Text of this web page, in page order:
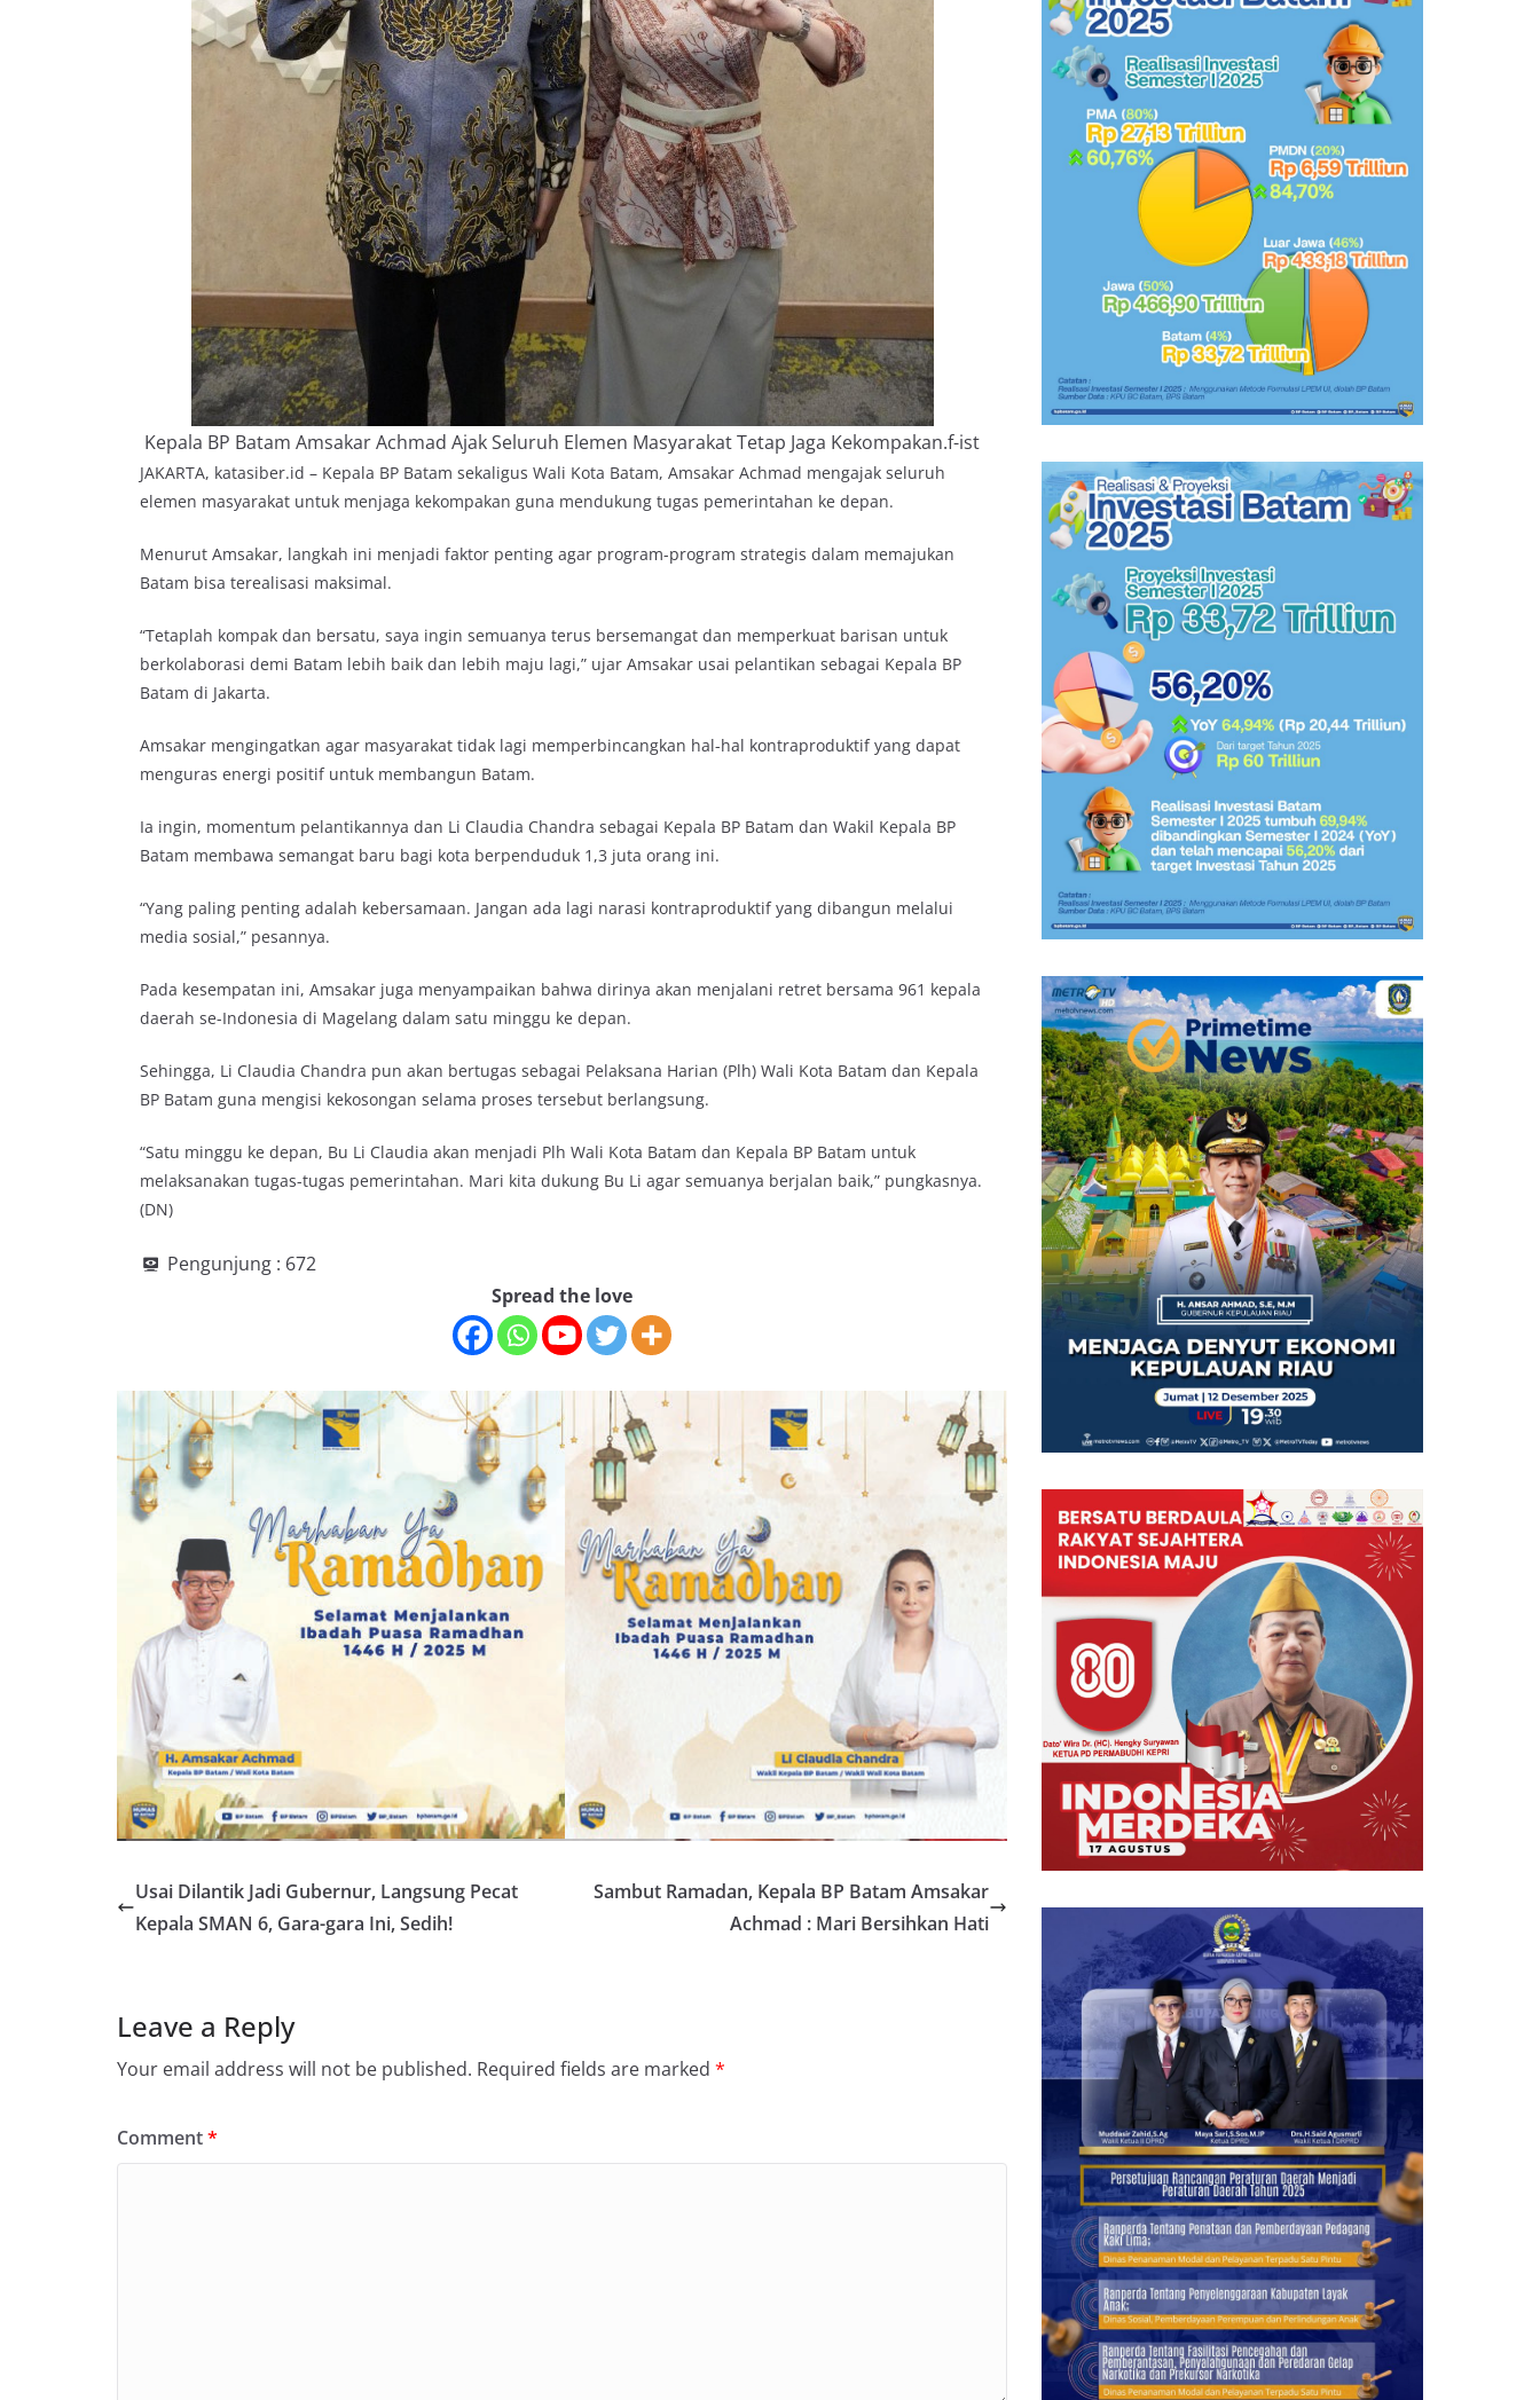
Kepala BP Batam Amsakar Achmad Ajak Seluruh Elemen Masyarakat Tetap Jaga Kekompakan.f-ist
JAKARTA, katasiber.id – Kepala BP Batam sekaligus Wali Kota Batam, Amsakar Achmad mengajak seluruh
elemen masyarakat untuk menjaga kekompakan guna mendukung tugas pemerintahan ke depan.
Menurut Amsakar, langkah ini menjadi faktor penting agar program-program strategis dalam memajukan
Batam bisa terealisasi maksimal.
“Tetaplah kompak dan bersatu, saya ingin semuanya terus bersemangat dan memperkuat barisan untuk
berkolaborasi demi Batam lebih baik dan lebih maju lagi,” ujar Amsakar usai pelantikan sebagai Kepala BP
Batam di Jakarta.
Amsakar mengingatkan agar masyarakat tidak lagi memperbincangkan hal-hal kontraproduktif yang dapat
menguras energi positif untuk membangun Batam.
Ia ingin, momentum pelantikannya dan Li Claudia Chandra sebagai Kepala BP Batam dan Wakil Kepala BP
Batam membawa semangat baru bagi kota berpenduduk 1,3 juta orang ini.
“Yang paling penting adalah kebersamaan. Jangan ada lagi narasi kontraproduktif yang dibangun melalui
media sosial,” pesannya.
Pada kesempatan ini, Amsakar juga menyampaikan bahwa dirinya akan menjalani retret bersama 961 kepala
daerah se-Indonesia di Magelang dalam satu minggu ke depan.
Sehingga, Li Claudia Chandra pun akan bertugas sebagai Pelaksana Harian (Plh) Wali Kota Batam dan Kepala
BP Batam guna mengisi kekosongan selama proses tersebut berlangsung.
“Satu minggu ke depan, Bu Li Claudia akan menjadi Plh Wali Kota Batam dan Kepala BP Batam untuk
melaksanakan tugas-tugas pemerintahan. Mari kita dukung Bu Li agar semuanya berjalan baik,” pungkasnya.
(DN)
Pengunjung : 672
Spread the love
Usai Dilantik Jadi Gubernur, Langsung Pecat
Kepala SMAN 6, Gara-gara Ini, Sedih!
Sambut Ramadan, Kepala BP Batam Amsakar
Achmad : Mari Bersihkan Hati
Leave a Reply
Your email address will not be published. Required fields are marked *
Comment*